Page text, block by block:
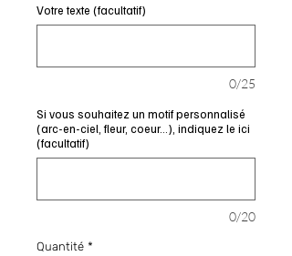
Votre texte (facultatif)
0/25
Si vous souhaitez un motif personnalisé
(arc-en-ciel, fleur, coeur...), indiquez le ici
(facultatif)
0/20
Quantité *